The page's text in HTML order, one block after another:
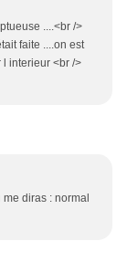
....<br />
faite ....on est
l interieur <br />
diras : normal